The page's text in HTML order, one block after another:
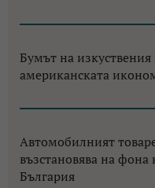
Бумът на
американската
Автомобилният
възстановява на
България